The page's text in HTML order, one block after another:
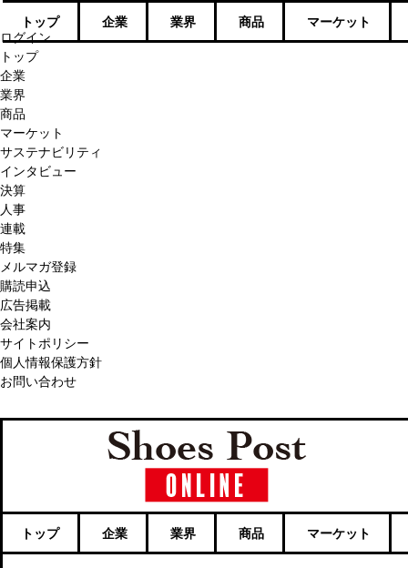
ログイン
トップ
企業
業界
商品
マーケット
サステナビリティ
インタビュー
決算
人事
連載
特集
メルマガ登録
購読申込
広告掲載
会社案内
サイトポリシー
個人情報保護方針
お問い合わせ
トップ 企業 業界 商品 マーケット
トップ 企業 業界 商品 マーケット